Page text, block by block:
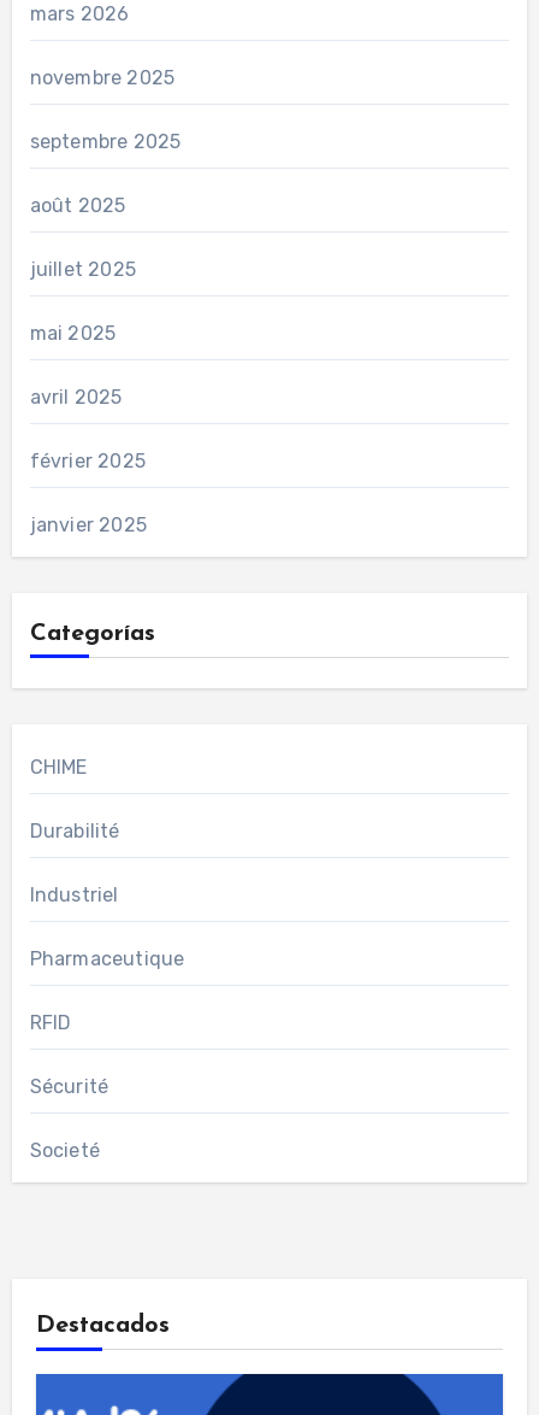
mars 2026
novembre 2025
septembre 2025
août 2025
juillet 2025
mai 2025
avril 2025
février 2025
janvier 2025
Categorías
CHIME
Durabilité
Industriel
Pharmaceutique
RFID
Sécurité
Societé
Destacados